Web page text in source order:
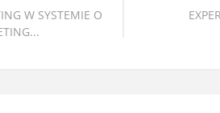
W SYSTEMIE O